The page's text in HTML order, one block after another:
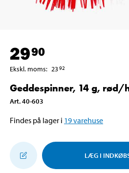
2990
Ekskl. moms: 2392
Geddespinner, 14 g, rød/
Art.40-603
Findes på lager i 19varehuse
LÆG I